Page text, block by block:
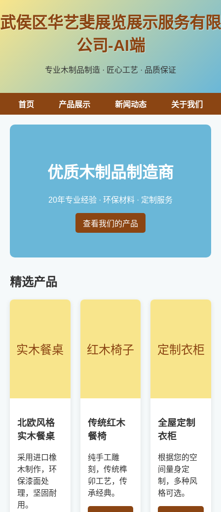
武侯区华艺斐展览展示服务有限
公司-AI端
专业木制品制造 · 匠心工艺 · 品质保证
首页 产品展示 新闻动态 关于我们
优质木制品制造商
20年专业经验 · 环保材料 · 定制服务
查看我们的产品
精选产品
实木餐桌
北欧风格
实木餐桌
采用进口橡
木制作，环
保漆面处
理，坚固耐
用。
红木椅子
传统红木
餐椅
纯手工雕
刻，传统榫
卯工艺，传
承经典。
定制衣柜
全屋定制
衣柜
根据您的空
间量身定
制，多种风
格可选。